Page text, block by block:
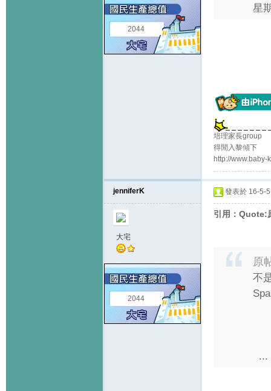
2044
星
培理家長group
得閒入黎傾下
http://
jenniferK
大宅
2044
發表於 16-5-
引用：Quote:
原
不
...